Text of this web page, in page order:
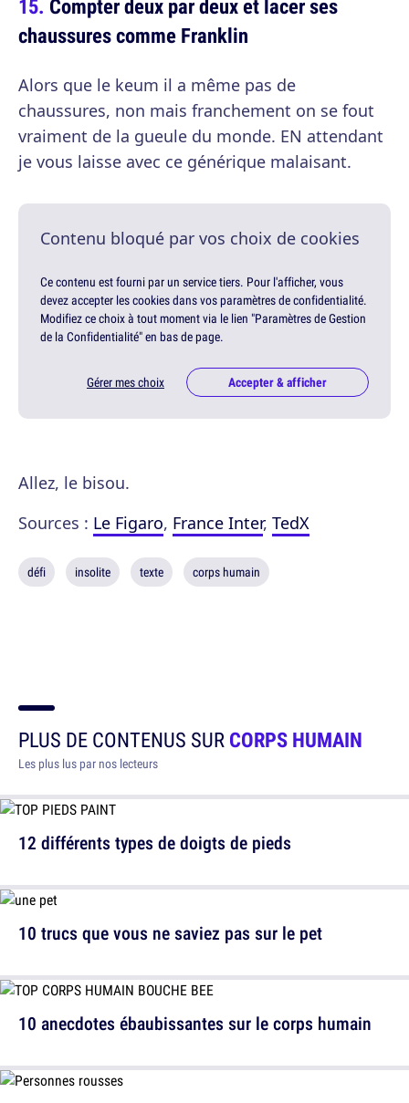
Compter deux par deux et lacer ses
chaussures comme Franklin
Alors que le keum il a même pas de
chaussures, non mais franchement on se fout
vraiment de la gueule du monde. EN attendant
je vous laisse avec ce générique malaisant.
Contenu bloqué par vos choix de cookies
Ce contenu est fourni par un service tiers. Pour l'afficher, vous
devez accepter les cookies dans vos paramètres de confidentialité.
Modifiez ce choix à tout moment via le lien "Paramètres de Gestion
de la Confidentialité" en bas de page.
Gérer mes choix Accepter & afficher
Allez, le bisou.
Sources : Le Figaro, France Inter, TedX
défi insolite texte corps humain
PLUS DE CONTENUS SURCORPS HUMAIN
Les plus lus par nos lecteurs
12 différents types de doigts de pieds
10 anecdotes ébaubissantes sur le corps humain
10 trucs que vous ne saviez pas sur le pet